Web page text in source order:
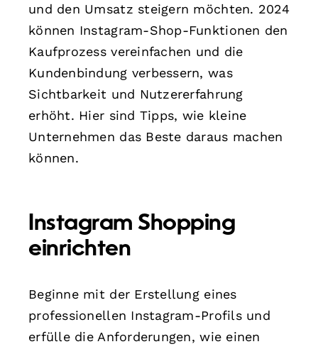
und den Umsatz steigern möchten. 2024
können Instagram-Shop-Funktionen den
Kaufprozess vereinfachen und die
Kundenbindung verbessern, was
Sichtbarkeit und Nutzererfahrung
erhöht. Hier sind Tipps, wie kleine
Unternehmen das Beste daraus machen
können.
Instagram Shopping
einrichten
Beginne mit der Erstellung eines
professionellen Instagram-Profils und
erfülle die Anforderungen, wie einen